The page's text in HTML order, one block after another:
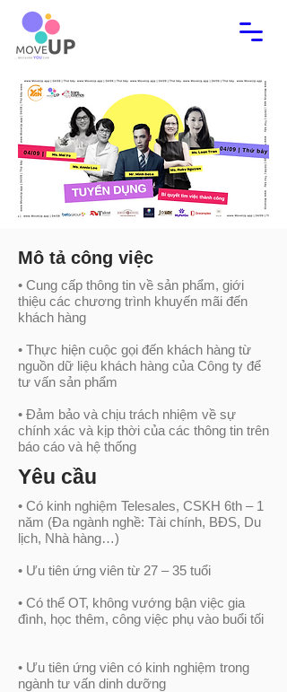
Mô tả công việc
• Cung cấp thông tin về sản phẩm, giới
thiệu các chương trình khuyến mãi đến
khách hàng
• Thực hiện cuộc gọi đến khách hàng từ
nguồn dữ liệu khách hàng của Công ty để
tư vấn sản phẩm
• Đảm bảo và chịu trách nhiệm về sự
chính xác và kịp thời của các thông tin trên
báo cáo và hệ thống
Yêu cầu
• Có kinh nghiệm Telesales, CSKH 6th – 1
năm (Đa ngành nghề: Tài chính, BĐS, Du
lịch, Nhà hàng…)
• Ưu tiên ứng viên từ 27 – 35 tuổi
• Có thể OT, không vướng bận việc gia
đình, học thêm, công việc phụ vào buổi tối
• Ưu tiên ứng viên có kinh nghiệm trong
ngành tư vấn dinh dưỡng